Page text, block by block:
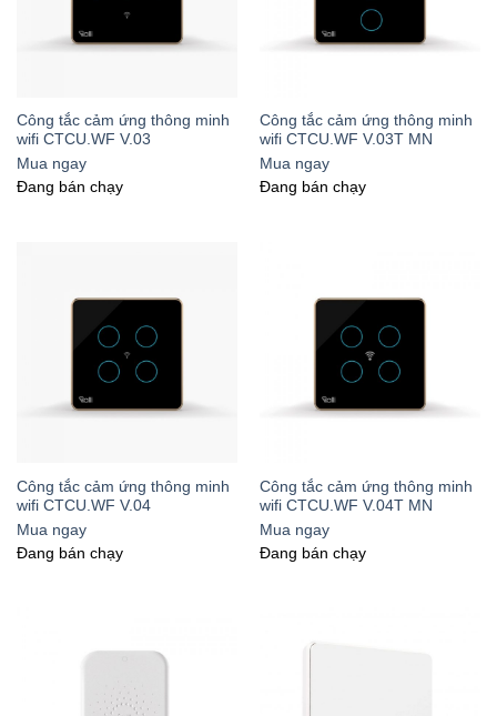
Công tắc cảm ứng thông minh
wifi CTCU.WF V.03
Mua ngay
Đang bán chạy
Công tắc cảm ứng thông minh
wifi CTCU.WF V.03T MN
Mua ngay
Đang bán chạy
Công tắc cảm ứng thông minh
wifi CTCU.WF V.04
Mua ngay
Đang bán chạy
Công tắc cảm ứng thông minh
wifi CTCU.WF V.04T MN
Mua ngay
Đang bán chạy